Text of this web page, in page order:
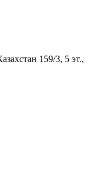
159/3, 5 эт.,